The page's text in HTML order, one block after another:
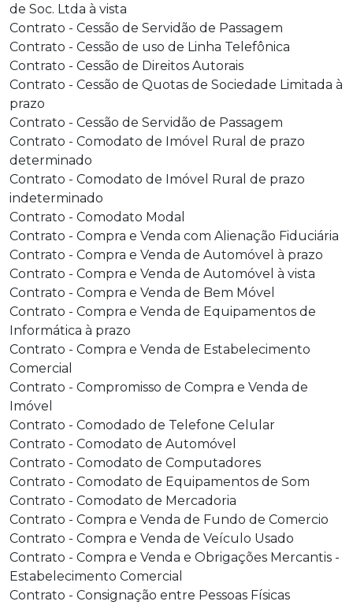
de Soc. Ltda à vista
Contrato - Cessão de Servidão de Passagem
Contrato - Cessão de uso de Linha Telefônica
Contrato - Cessão de Direitos Autorais
Contrato - Cessão de Quotas de Sociedade Limitada à
prazo
Contrato - Cessão de Servidão de Passagem
Contrato - Comodato de Imóvel Rural de prazo
determinado
Contrato - Comodato de Imóvel Rural de prazo
indeterminado
Contrato - Comodato Modal
Contrato - Compra e Venda com Alienação Fiduciária
Contrato - Compra e Venda de Automóvel à prazo
Contrato - Compra e Venda de Automóvel à vista
Contrato - Compra e Venda de Bem Móvel
Contrato - Compra e Venda de Equipamentos de
Informática à prazo
Contrato - Compra e Venda de Estabelecimento
Comercial
Contrato - Compromisso de Compra e Venda de
Imóvel
Contrato - Comodado de Telefone Celular
Contrato - Comodato de Automóvel
Contrato - Comodato de Computadores
Contrato - Comodato de Equipamentos de Som
Contrato - Comodato de Mercadoria
Contrato - Compra e Venda de Fundo de Comercio
Contrato - Compra e Venda de Veículo Usado
Contrato - Compra e Venda e Obrigações Mercantis -
Estabelecimento Comercial
Contrato - Consignação entre Pessoas Físicas